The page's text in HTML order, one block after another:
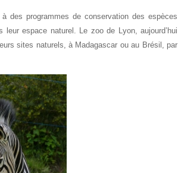
des programmes de conservation des espèces
leur espace naturel. Le zoo de Lyon, aujourd’hui
sites naturels, à Madagascar ou au Brésil, par